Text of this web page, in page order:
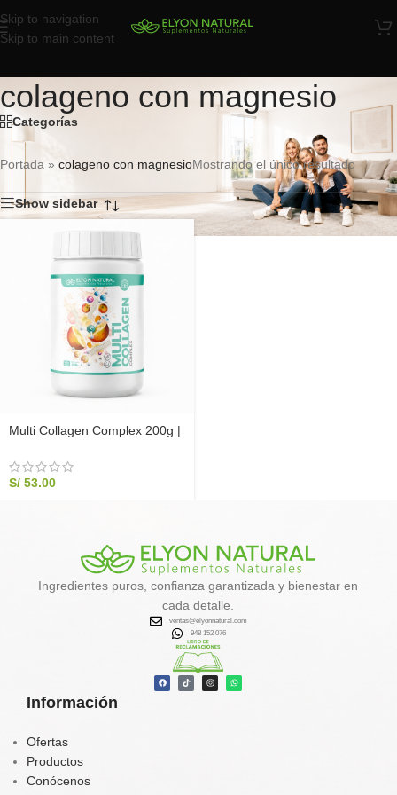
Skip to navigation
Skip to main content
colageno con magnesio
Categorías
Portada » colageno con magnesioMostrando el único resultado
Show sidebar
Multi Collagen Complex 200g |
Potasio
S/ 53.00
Información
Ofertas
Productos
Conócenos
Ingredientes puros, confianza garantizada y bienestar en
cada detalle.
ventas@elyonnatural.com
948 152 076